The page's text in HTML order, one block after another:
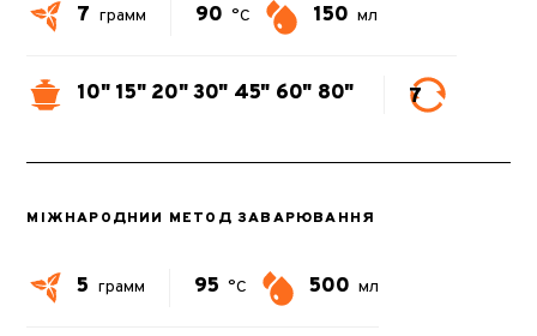
7 грамм 90 °C 150 мл
10" 15" 20" 30" 45" 60" 80" 7
МІЖНАРОДНИЙ МЕТОД ЗАВАРЮВАННЯ
5 грамм 95 °C 500 мл